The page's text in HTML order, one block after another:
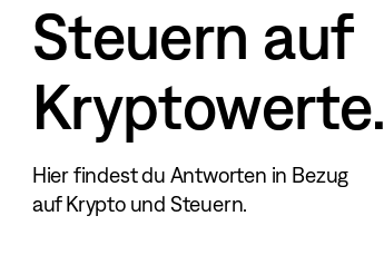
Steuern auf
Kryptowerte.
Hier findest du Antworten in Bezug
auf Krypto und Steuern.